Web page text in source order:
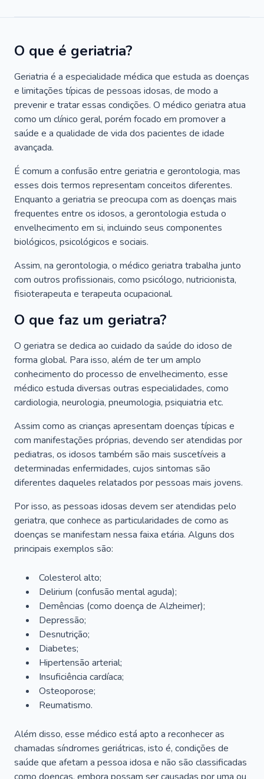
O que é geriatria?
Geriatria é a especialidade médica que estuda as doenças
e limitações típicas de pessoas idosas, de modo a
prevenir e tratar essas condições. O médico geriatra atua
como um clínico geral, porém focado em promover a
saúde e a qualidade de vida dos pacientes de idade
avançada.
É comum a confusão entre geriatria e gerontologia, mas
esses dois termos representam conceitos diferentes.
Enquanto a geriatria se preocupa com as doenças mais
frequentes entre os idosos, a gerontologia estuda o
envelhecimento em si, incluindo seus componentes
biológicos, psicológicos e sociais.
Assim, na gerontologia, o médico geriatra trabalha junto
com outros profissionais, como psicólogo, nutricionista,
fisioterapeuta e terapeuta ocupacional.
O que faz um geriatra?
O geriatra se dedica ao cuidado da saúde do idoso de
forma global. Para isso, além de ter um amplo
conhecimento do processo de envelhecimento, esse
médico estuda diversas outras especialidades, como
cardiologia, neurologia, pneumologia, psiquiatria etc.
Assim como as crianças apresentam doenças típicas e
com manifestações próprias, devendo ser atendidas por
pediatras, os idosos também são mais suscetíveis a
determinadas enfermidades, cujos sintomas são
diferentes daqueles relatados por pessoas mais jovens.
Por isso, as pessoas idosas devem ser atendidas pelo
geriatra, que conhece as particularidades de como as
doenças se manifestam nessa faixa etária. Alguns dos
principais exemplos são:
Colesterol alto;
Delirium (confusão mental aguda);
Demências (como doença de Alzheimer);
Depressão;
Desnutrição;
Diabetes;
Hipertensão arterial;
Insuficiência cardíaca;
Osteoporose;
Reumatismo.
Além disso, esse médico está apto a reconhecer as
chamadas síndromes geriátricas, isto é, condições de
saúde que afetam a pessoa idosa e não são classificadas